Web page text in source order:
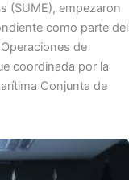
(SUME), empezaron
como parte del
de
coordinada por la
Conjunta de